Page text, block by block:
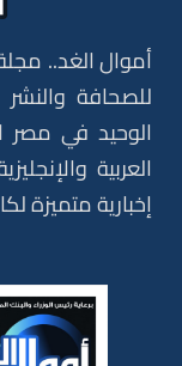
أموال الغد..
للصحافة
الوحيد في مصر
العربية
إخبارية متميزة